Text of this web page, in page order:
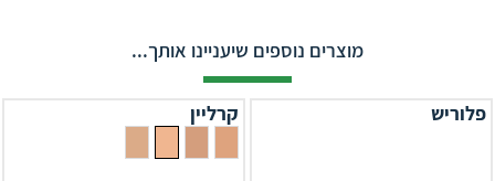
מוצרים נוספים שיעניינו אותך...
פלוריש קרליין